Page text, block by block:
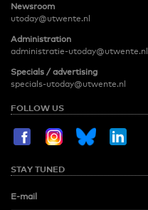
Newsroom
utoday@utwente.nl
Administration
administratie-utoday@utwente.nl
Specials / advertising
specials-utoday@utwente.nl
FOLLOW US
STAY TUNED
E-mail